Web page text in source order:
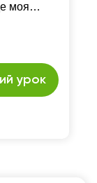
моя
урок